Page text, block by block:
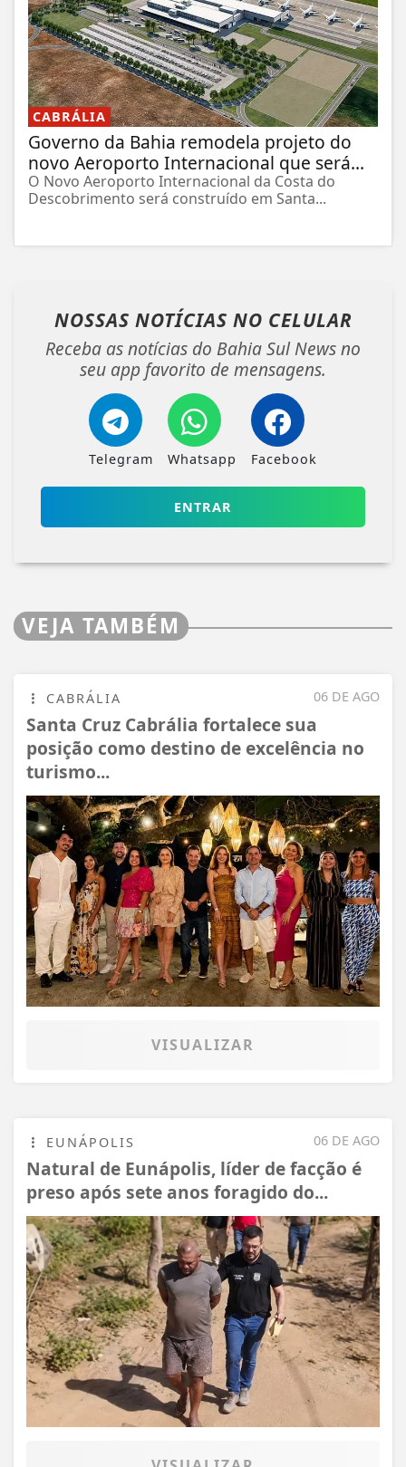
CABRÁLIA
Governo da Bahia remodela projeto do
novo Aeroporto Internacional que será...
O Novo Aeroporto Internacional da Costa do
Descobrimento será construído em Santa...
NOSSAS NOTÍCIAS NO CELULAR
Receba as notícias do Bahia Sul News no
seu app favorito de mensagens.
Telegram Whatsapp Facebook
ENTRAR
VEJA TAMBÉM
06 DE AGO
CABRÁLIA
Santa Cruz Cabrália fortalece sua
posição como destino de excelência no
turismo...
VISUALIZAR
06 DE AGO
EUNÁPOLIS
Natural de Eunápolis, líder de facção é
preso após sete anos foragido do...